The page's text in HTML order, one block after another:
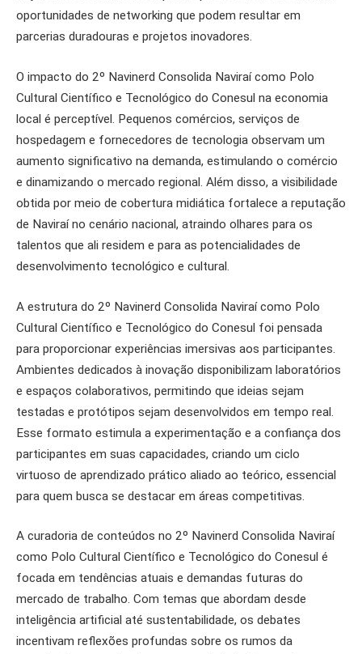
oportunidades de networking que podem resultar em
parcerias duradouras e projetos inovadores.
O impacto do 2º Navinerd Consolida Naviraí como Polo
Cultural Científico e Tecnológico do Conesul na economia
local é perceptível. Pequenos comércios, serviços de
hospedagem e fornecedores de tecnologia observam um
aumento significativo na demanda, estimulando o comércio
e dinamizando o mercado regional. Além disso, a visibilidade
obtida por meio de cobertura midiática fortalece a reputação
de Naviraí no cenário nacional, atraindo olhares para os
talentos que ali residem e para as potencialidades de
desenvolvimento tecnológico e cultural.
A estrutura do 2º Navinerd Consolida Naviraí como Polo
Cultural Científico e Tecnológico do Conesul foi pensada
para proporcionar experiências imersivas aos participantes.
Ambientes dedicados à inovação disponibilizam laboratórios
e espaços colaborativos, permitindo que ideias sejam
testadas e protótipos sejam desenvolvidos em tempo real.
Esse formato estimula a experimentação e a confiança dos
participantes em suas capacidades, criando um ciclo
virtuoso de aprendizado prático aliado ao teórico, essencial
para quem busca se destacar em áreas competitivas.
A curadoria de conteúdos no 2º Navinerd Consolida Naviraí
como Polo Cultural Científico e Tecnológico do Conesul é
focada em tendências atuais e demandas futuras do
mercado de trabalho. Com temas que abordam desde
inteligência artificial até sustentabilidade, os debates
incentivam reflexões profundas sobre os rumos da